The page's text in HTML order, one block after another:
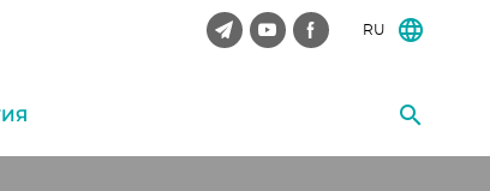
RU